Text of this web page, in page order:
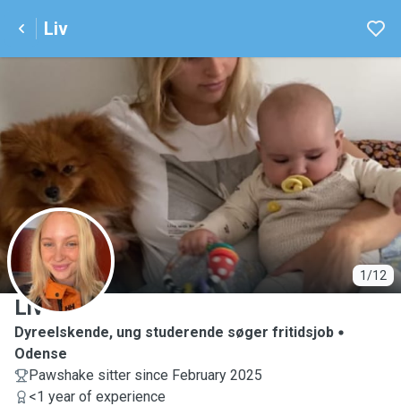
Liv
1/12
L
Liv
Dyreelskende, ung studerende søger fritidsjob
Odense
Pawshake sitter since February 2025
<1 year of experience